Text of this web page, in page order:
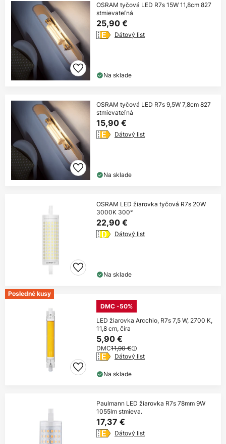
OSRAM tyčová LED R7s 15W 11,8cm 827
stmievateľná
25,90 €
Dátový list
Na sklade
OSRAM tyčová LED R7s 9,5W 7,8cm 827
stmievateľná
15,90 €
Dátový list
Na sklade
OSRAM LED žiarovka tyčová R7s 20W
3000K 300°
22,90 €
Dátový list
Na sklade
Posledné kusy
DMC -50%
LED žiarovka Arcchio, R7s 7,5 W, 2700 K,
11,8 cm, číra
5,90 €
DMC11,90 €
Dátový list
Na sklade
Paulmann LED žiarovka R7s 78mm 9W
1055lm stmieva.
17,37 €
Dátový list